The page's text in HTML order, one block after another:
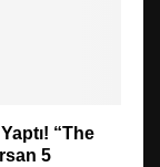
“The
5